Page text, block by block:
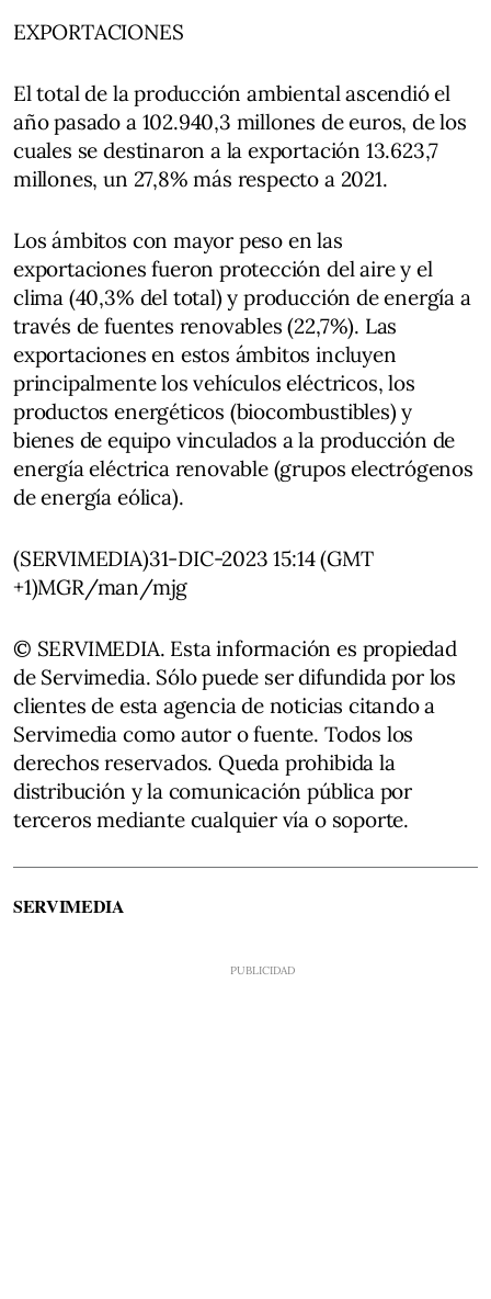
EXPORTACIONES
El total de la producción ambiental ascendió el
año pasado a 102.940,3 millones de euros, de los
cuales se destinaron a la exportación 13.623,7
millones, un 27,8% más respecto a 2021.
Los ámbitos con mayor peso en las
exportaciones fueron protección del aire y el
clima (40,3% del total) y producción de energía a
través de fuentes renovables (22,7%). Las
exportaciones en estos ámbitos incluyen
principalmente los vehículos eléctricos, los
productos energéticos (biocombustibles) y
bienes de equipo vinculados a la producción de
energía eléctrica renovable (grupos electrógenos
de energía eólica).
(SERVIMEDIA)31-DIC-2023 15:14 (GMT
+1)MGR/man/mjg
© SERVIMEDIA. Esta información es propiedad
de Servimedia. Sólo puede ser difundida por los
clientes de esta agencia de noticias citando a
Servimedia como autor o fuente. Todos los
derechos reservados. Queda prohibida la
distribución y la comunicación pública por
terceros mediante cualquier vía o soporte.
SERVIMEDIA